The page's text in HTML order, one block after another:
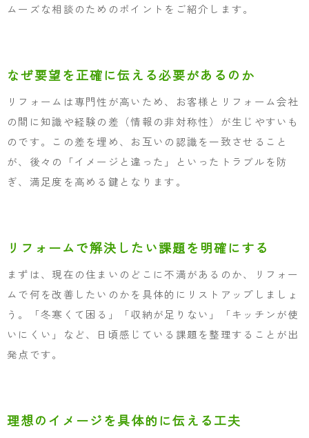
ムーズな相談のためのポイントをご紹介します。
なぜ要望を正確に伝える必要があるのか
リフォームは専門性が高いため、お客様とリフォーム会社
の間に知識や経験の差（情報の非対称性）が生じやすいも
のです。この差を埋め、お互いの認識を一致させること
が、後々の「イメージと違った」といったトラブルを防
ぎ、満足度を高める鍵となります。
リフォームで解決したい課題を明確にする
まずは、現在の住まいのどこに不満があるのか、リフォー
ムで何を改善したいのかを具体的にリストアップしましょ
う。「冬寒くて困る」「収納が足りない」「キッチンが使
いにくい」など、日頃感じている課題を整理することが出
発点です。
理想のイメージを具体的に伝える工夫